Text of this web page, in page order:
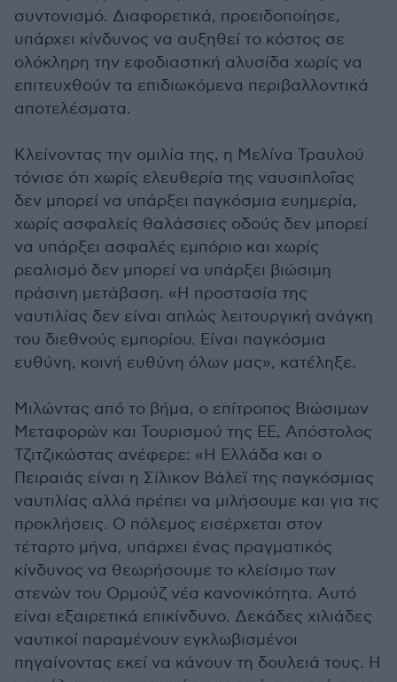
συντονισμό. Διαφορετικά, προειδοποίησε,
υπάρχει κίνδυνος να αυξηθεί το κόστος σε
ολόκληρη την εφοδιαστική αλυσίδα χωρίς να
επιτευχθούν τα επιδιωκόμενα περιβαλλοντικά
αποτελέσματα.
Κλείνοντας την ομιλία της, η Μελίνα Τραυλού
τόνισε ότι χωρίς ελευθερία της ναυσιπλοΐας
δεν μπορεί να υπάρξει παγκόσμια ευημερία,
χωρίς ασφαλείς θαλάσσιες οδούς δεν μπορεί
να υπάρξει ασφαλές εμπόριο και χωρίς
ρεαλισμό δεν μπορεί να υπάρξει βιώσιμη
πράσινη μετάβαση. «Η προστασία της
ναυτιλίας δεν είναι απλώς λειτουργική ανάγκη
του διεθνούς εμπορίου. Είναι παγκόσμια
ευθύνη, κοινή ευθύνη όλων μας», κατέληξε.
Μιλώντας από το βήμα, ο επίτροπος Βιώσιμων
Μεταφορών και Τουρισμού της ΕΕ, Απόστολος
Τζιτζικώστας ανέφερε: «Η Ελλάδα και ο
Πειραιάς είναι η Σίλικον Βάλεϊ της παγκόσμιας
ναυτιλίας αλλά πρέπει να μιλήσουμε και για τις
προκλήσεις. Ο πόλεμος εισέρχεται στον
τέταρτο μήνα, υπάρχει ένας πραγματικός
κίνδυνος να θεωρήσουμε το κλείσιμο των
στενών του Ορμούζ νέα κανονικότητα. Αυτό
είναι εξαιρετικά επικίνδυνο. Δεκάδες χιλιάδες
ναυτικοί παραμένουν εγκλωβισμένοι
πηγαίνοντας εκεί να κάνουν τη δουλειά τους. Η